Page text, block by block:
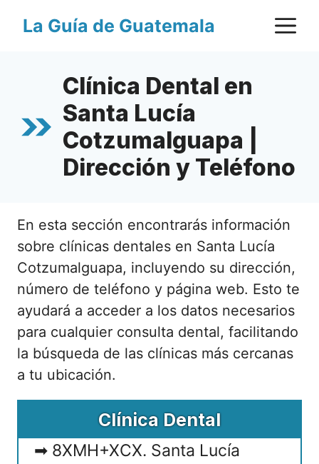
La Guía de Guatemala
Clínica Dental en
Santa Lucía
Cotzumalguapa |
Dirección y Teléfono
En esta sección encontrarás información
sobre clínicas dentales en Santa Lucía
Cotzumalguapa, incluyendo su dirección,
número de teléfono y página web. Esto te
ayudará a acceder a los datos necesarios
para cualquier consulta dental, facilitando
la búsqueda de las clínicas más cercanas
a tu ubicación.
Clínica Dental
8XMH+XCX. Santa Lucía